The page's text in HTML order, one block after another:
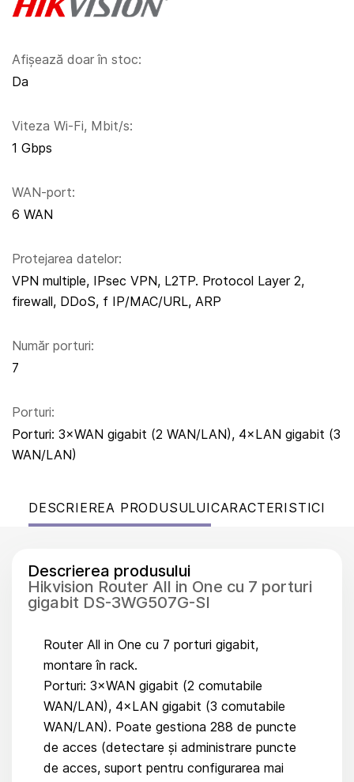
Afișează doar în stoc:
Da
Viteza Wi-Fi, Mbit/s:
1 Gbps
WAN-port:
6 WAN
Protejarea datelor:
VPN multiple, IPsec VPN, L2TP. Protocol Layer 2,
firewall, DDoS, f IP/MAC/URL, ARP
Număr porturi:
7
Porturi:
Porturi: 3×WAN gigabit (2 WAN/LAN), 4×LAN gigabit (3
WAN/LAN)
DESCRIEREA PRODUSULUICARACTERISTICI
Descrierea produsului
Hikvision Router All in One cu 7 porturi
gigabit DS-3WG507G-SI
Router All in One cu 7 porturi gigabit,
montare în rack.
Porturi: 3×WAN gigabit (2 comutabile
WAN/LAN), 4×LAN gigabit (3 comutabile
WAN/LAN). Poate gestiona 288 de puncte
de acces (detectare și administrare puncte
de acces, suport pentru configurarea mai